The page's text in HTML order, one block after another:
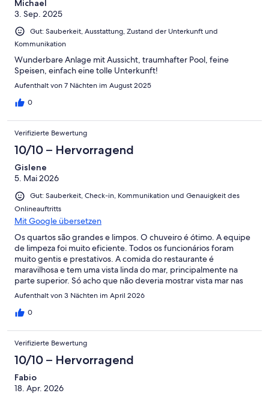
Michael
3. Sep. 2025
Gut: Sauberkeit, Ausstattung, Zustand der Unterkunft und
Kommunikation
Wunderbare Anlage mit Aussicht, traumhafter Pool, feine
Speisen, einfach eine tolle Unterkunft!
Aufenthalt von 7 Nächten im August 2025
0
Verifizierte Bewertung
10/10 – Hervorragend
Gislene
5. Mai 2026
Gut: Sauberkeit, Check-in, Kommunikation und Genauigkeit des
Onlineauftritts
Mit Google übersetzen
Os quartos são grandes e limpos. O chuveiro é ótimo. A equipe
de limpeza foi muito eficiente. Todos os funcionários foram
muito gentis e prestativos. A comida do restaurante é
maravilhosa e tem uma vista linda do mar, principalmente na
parte superior. Só acho que não deveria mostrar vista mar nas
fotos dos apartamentos de 1 quarto no térreo pois não tem. O
hotel também não tem elevador e o terreno é levemente
inclinado, com algumas subidas e decidas, sendo esta uma
locomoção. No geral foi uma hospedagem maravilhosa e
voltaríamos com certeza.
Aufenthalt von 3 Nächten im April 2026
0
Verifizierte Bewertung
10/10 – Hervorragend
Fabio
18. Apr. 2026